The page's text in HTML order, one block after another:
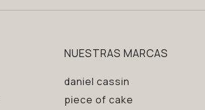
NUESTRAS MARCAS
daniel cassin
piece of cake